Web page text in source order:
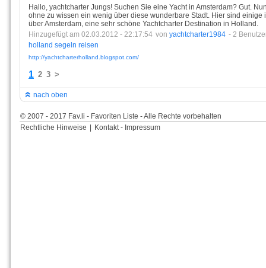
Hallo, yachtcharter Jungs! Suchen Sie eine Yacht in Amsterdam? Gut.
ohne zu wissen ein wenig über diese wunderbare Stadt. Hier sind
über Amsterdam, eine sehr schöne Yachtcharter Destination in Holland.
Hinzugefügt am 02.03.2012 - 22:17:54 von yachtcharter1984 - 2
holland segeln reisen
http://yachtcharterholland.blogspot.com/
1 2 3 >
nach oben
© 2007 - 2017 Fav.li - Favoriten Liste - Alle Rechte vorbehalten
Rechtliche Hinweise
Kontakt - Impressum